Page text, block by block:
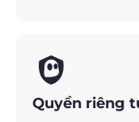
Quyền riêng